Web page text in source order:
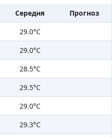
Середня
Прогноз
29.0°C
29.0°C
28.5°C
29.5°C
29.0°C
29.3°C